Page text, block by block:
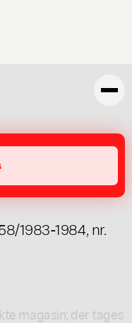
1983-1984, nr.
magasin; der tages